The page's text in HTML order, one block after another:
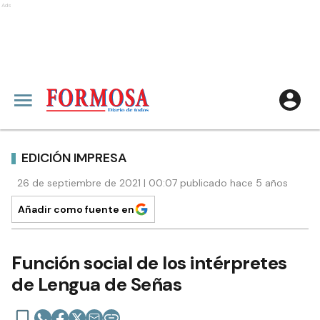
Ads
EDICIÓN IMPRESA
26 de septiembre de 2021 | 00:07 publicado hace 5 años
Añadir como fuente en
Función social de los intérpretes
de Lengua de Señas